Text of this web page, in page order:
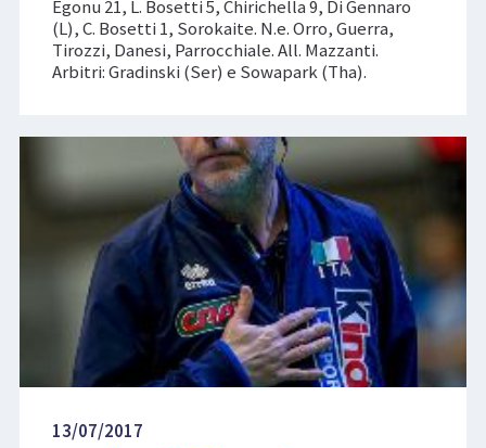
Egonu 21, L. Bosetti 5, Chirichella 9, Di Gennaro
(L), C. Bosetti 1, Sorokaite. N.e. Orro, Guerra,
Tirozzi, Danesi, Parrocchiale. All. Mazzanti.
Arbitri: Gradinski (Ser) e Sowapark (Tha).
13/07/2017